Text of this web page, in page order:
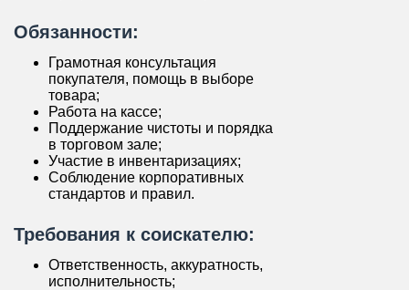
Обязанности:
Грамотная консультация
покупателя, помощь в выборе
товара;
Работа на кассе;
Поддержание чистоты и порядка
в торговом зале;
Участие в инвентаризациях;
Соблюдение корпоративных
стандартов и правил.
Требования к соискателю:
Ответственность, аккуратность,
исполнительность;